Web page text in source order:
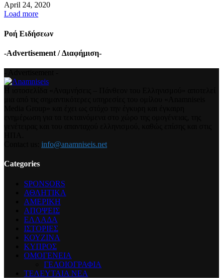
April 24, 2020
Load more
Ροή Ειδήσεων
-Advertisement / Διαφήμιση-
info@anamniseis.net
Categories
SPONSORS
ΑΘΛΗΤΙΚΑ
ΑΜΕΡΙΚΗ
ΑΠΟΨΕΙΣ
ΕΛΛΑΔΑ
ΙΣΤΟΡΙΕΣ
ΚΟΥΖΙΝΑ
ΚΥΠΡΟΣ
ΟΜΟΓΕΝΕΙΑ
ΓΕΛΟΙΟΓΡΑΦΙΑ
ΤΕΛΕΥΤΑΙΑ ΝΕΑ